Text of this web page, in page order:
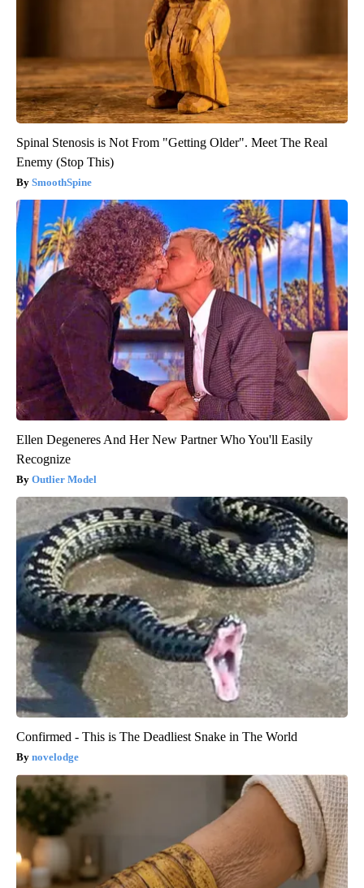
Spinal Stenosis is Not From "Getting Older". Meet The Real
Enemy (Stop This)
SmoothSpine
Ellen Degeneres And Her New Partner Who You'll Easily
Recognize
Outlier Model
Confirmed - This is The Deadliest Snake in The World
novelodge